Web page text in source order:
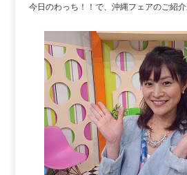
今日のわっち！！で、沖縄フェアのご紹